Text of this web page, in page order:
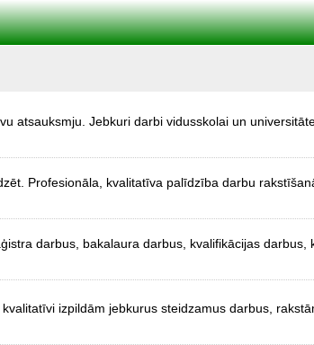
atsauksmju. Jebkuri darbi vidusskolai un
Profesionāla, kvalitatīva palīdzība darbu
darbus, bakalaura darbus, kvalifikācijas
izpildām jebkurus steidzamus darbus,